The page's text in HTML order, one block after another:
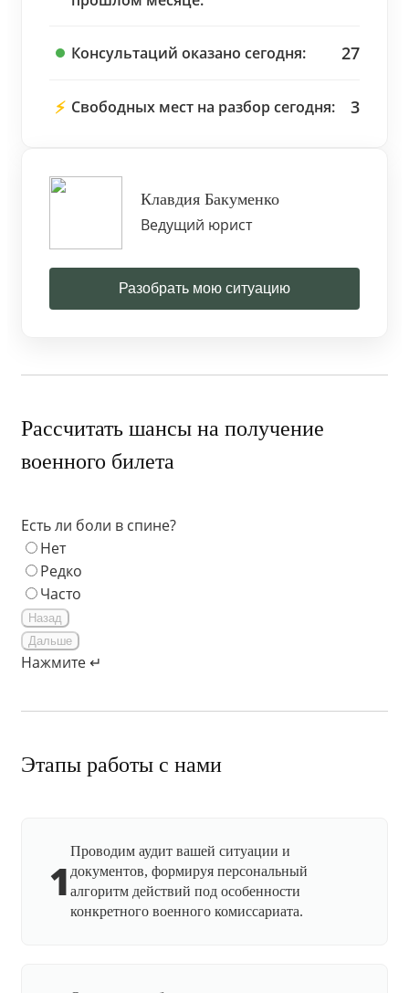
Консультаций оказано сегодня: 27
⚡ Свободных мест на разбор сегодня: 3
Клавдия Бакуменко
Ведущий юрист
Разобрать мою ситуацию
Рассчитать шансы на получение
военного билета
Есть ли боли в спине?
Нет
Редко
Часто
Назад
Дальше
Нажмите ↵
Этапы работы с нами
1
Проводим аудит вашей ситуации и
документов, формируя персональный
алгоритм действий под особенности
конкретного военного комиссариата.